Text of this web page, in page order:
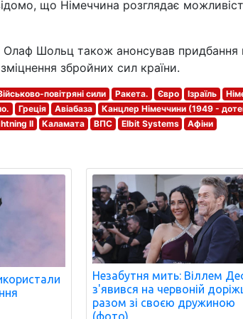
що Німеччина розглядає
Олаф Шольц також анонсував
збройних сил країни.
повітряні сили Ракета. Євро Ізраїль
Греція Авіабаза Канцлер Німеччини (1949 -
II
Каламата ВПС Elbit Systems Афіни
Незабутня мить: Віллем
з'явився на червоній
разом зі своєю дружиною
(фото)